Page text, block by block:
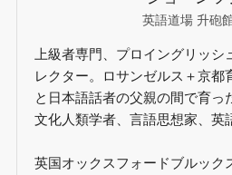
英語道場 升砲
上級者専門、プロイングリッシ
レクター。ロサンゼルス＋京都
と日本語話者の父親の間で育っ
文化人類学者、言語思想家、英
英国オックスフォードブルック